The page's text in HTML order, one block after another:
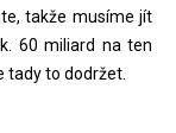
takže musíme jít
60 miliard na ten
tady to dodržet.